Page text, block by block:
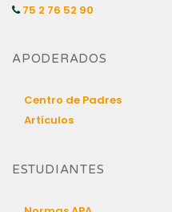
75 2 76 52 90
APODERADOS
Centro de Padres
Artículos
ESTUDIANTES